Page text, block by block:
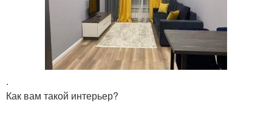
.
Как вам такой интерьер?